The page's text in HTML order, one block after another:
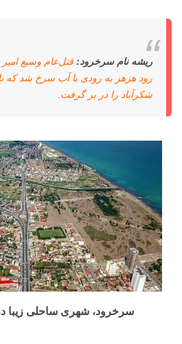
ریشه نام سرخرود: قتل‌عام وسیع امیر
رود هزهز به رودی با آب سرخ شد که
شکرآباد را در بر گرفت.
سرخرود، شهری ساحلی زیبا